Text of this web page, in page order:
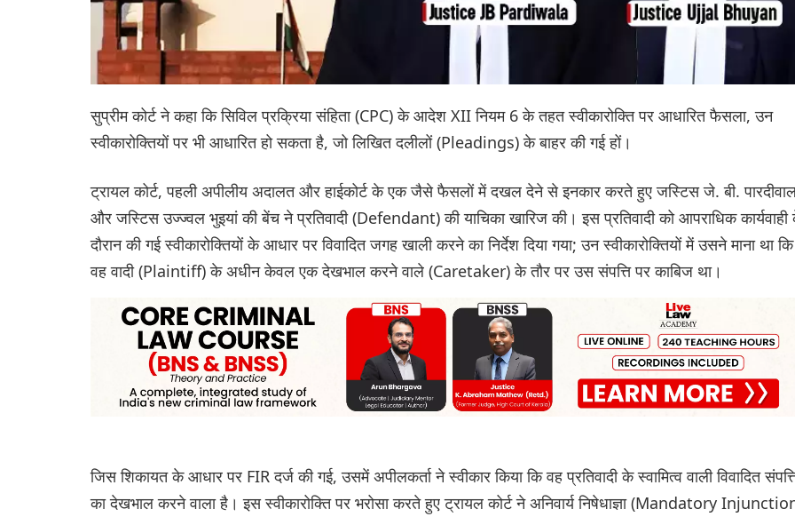
सुप्रीम कोर्ट ने कहा कि सिविल प्रक्रिया संहिता (CPC) के आदेश XII नियम 6 के तहत स्वीकारोक्ति पर आधारित फैसला, उन
स्वीकारोक्तियों पर भी आधारित हो सकता है, जो लिखित दलीलों (Pleadings) के बाहर की गई हों।
ट्रायल कोर्ट, पहली अपीलीय अदालत और हाईकोर्ट के एक जैसे फैसलों में दखल देने से इनकार करते हुए जस्टिस जे. बी.
और जस्टिस उज्ज्वल भुइयां की बेंच ने प्रतिवादी (Defendant) की याचिका खारिज की। इस प्रतिवादी को आपराधिक
दौरान की गई स्वीकारोक्तियों के आधार पर विवादित जगह खाली करने का निर्देश दिया गया; उन स्वीकारोक्तियों में उसने माना था कि
वह वादी (Plaintiff) के अधीन केवल एक देखभाल करने वाले (Caretaker) के तौर पर उस संपत्ति पर काबिज था।
जिस शिकायत के आधार पर FIR दर्ज की गई, उसमें अपीलकर्ता ने स्वीकार किया कि वह प्रतिवादी के स्वामित्व वाली विवादित
का देखभाल करने वाला है। इस स्वीकारोक्ति पर भरोसा करते हुए ट्रायल कोर्ट ने अनिवार्य निषेधाज्ञा (Mandatory